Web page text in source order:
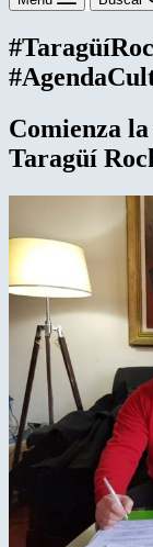
Comienza
Taragüí